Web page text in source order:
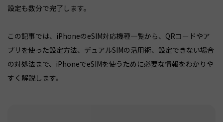
設定も数分で完了します。
この記事では、iPhoneのeSIM対応機種一覧から、QRコードやア
プリを使った設定方法、デュアルSIMの活用術、設定できない場合
の対処法まで、iPhoneでeSIMを使うために必要な情報をわかりや
すく解説します。